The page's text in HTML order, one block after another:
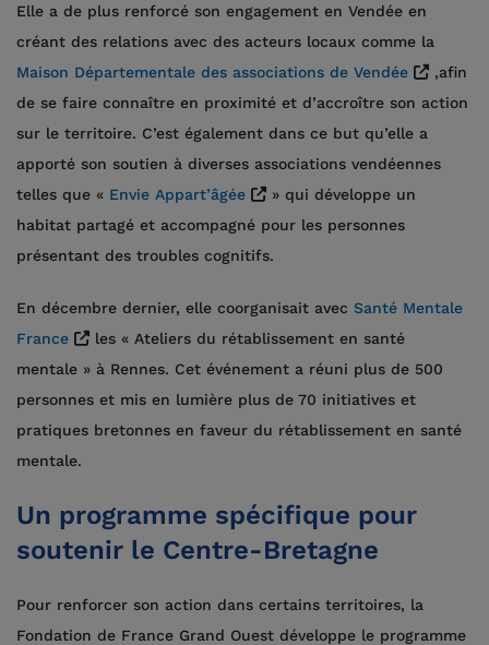
Elle a de plus renforcé son engagement en Vendée en
créant des relations avec des acteurs locaux comme la
Maison Départementale des associations de Vendée
,afin
de se faire connaître en proximité et d’accroître son action
sur le territoire. C’est également dans ce but qu’elle a
apporté son soutien à diverses associations vendéennes
telles que « Envie Appart’âgée
» qui développe un
habitat partagé et accompagné pour les personnes
présentant des troubles cognitifs.
En décembre dernier, elle coorganisait avec Santé Mentale
France
les « Ateliers du rétablissement en santé
mentale » à Rennes. Cet événement a réuni plus de 500
personnes et mis en lumière plus de 70 initiatives et
pratiques bretonnes en faveur du rétablissement en santé
mentale.
Un programme spécifique pour
soutenir le Centre-Bretagne
Pour renforcer son action dans certains territoires, la
Fondation de France Grand Ouest développe le programme